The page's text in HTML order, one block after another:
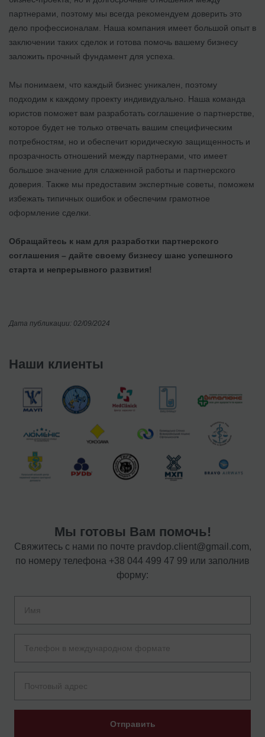
партнерами, поэтому мы всегда рекомендуем доверить это
дело профессионалам. Наша компания имеет большой опыт в
заключении таких сделок и готова помочь вашему бизнесу
заложить прочный фундамент для успеха.
Мы понимаем, что каждый бизнес уникален, поэтому
подходим к каждому проекту индивидуально. Наша команда
юристов поможет вам разработать соглашение о партнерстве,
которое будет не только отвечать вашим специфическим
потребностям, но и обеспечит юридическую защищенность и
прозрачность отношений между партнерами, что имеет
большое значение для слаженной работы и партнерского
доверия. Также мы предоставим экспертные советы, поможем
избежать типичных ошибок и обеспечим грамотное
оформление сделки.
Обращайтесь к нам для разработки партнерского
соглашения – дайте своему бизнесу шанс успешного
старта и непрерывного развития!
Дата публикации: 02/09/2024
Наши клиенты
Мы готовы Вам помочь!
Свяжитесь с нами по почте pravdop.client@gmail.com,
по номеру телефона +38 044 499 47 99 или заполнив
форму:
Отправить